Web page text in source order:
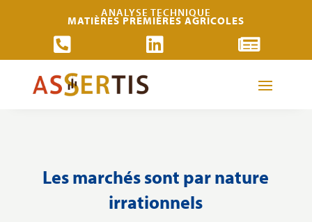
ANALYSE TECHNIQUE
MATIÈRES PREMIÈRES AGRICOLES
  
Les marchés sont par nature
irrationnels